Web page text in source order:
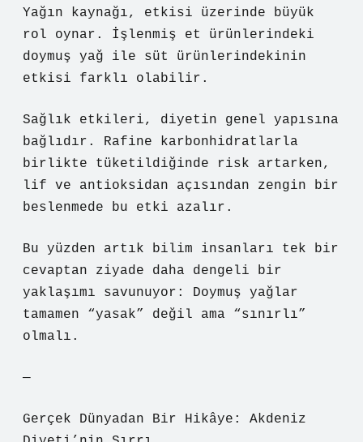
Yağın kaynağı, etkisi üzerinde büyük
rol oynar. İşlenmiş et ürünlerindeki
doymuş yağ ile süt ürünlerindekinin
etkisi farklı olabilir.
Sağlık etkileri, diyetin genel yapısına
bağlıdır. Rafine karbonhidratlarla
birlikte tüketildiğinde risk artarken,
lif ve antioksidan açısından zengin bir
beslenmede bu etki azalır.
Bu yüzden artık bilim insanları tek bir
cevaptan ziyade daha dengeli bir
yaklaşımı savunuyor: Doymuş yağlar
tamamen “yasak” değil ama “sınırlı”
olmalı.
—
Gerçek Dünyadan Bir Hikâye: Akdeniz